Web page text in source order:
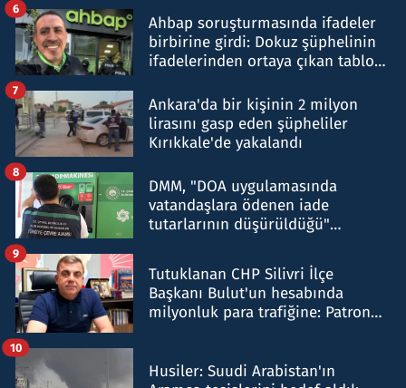
Ahbap soruşturmasında ifadeler
birbirine girdi: Dokuz şüphelinin
ifadelerinden ortaya çıkan tablo
6
Ankara'da bir kişinin 2 milyon
lirasını gasp eden şüpheliler
Kırıkkale'de yakalandı
7
DMM, "DOA uygulamasında
vatandaşlara ödenen iade
tutarlarının düşürüldüğü"
8
Tutuklanan CHP Silivri İlçe
Başkanı Bulut'un hesabında
milyonluk para trafiğine: Patron
9
Husiler: Suudi Arabistan'ın
10